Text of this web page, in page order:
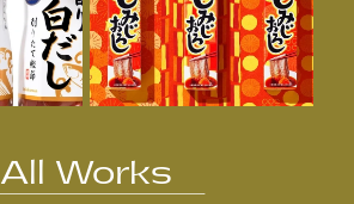
All Works